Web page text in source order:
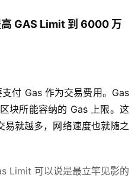
GAS Limit 到 6000 万
付 Gas 作为交易费用。Gas
块所能容纳的 Gas 上限。这
就越多，网络速度也就随之
Limit 可以说是最立竿见影的